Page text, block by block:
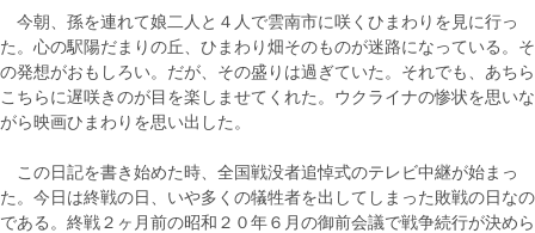
今朝、孫を連れて娘二人と４人で雲南市に咲くひまわりを見に行っ
た。心の駅陽だまりの丘、ひまわり畑そのものが迷路になっている。そ
の発想がおもしろい。だが、その盛りは過ぎていた。それでも、あちら
こちらに遅咲きのが目を楽しませてくれた。ウクライナの惨状を思いな
がら映画ひまわりを思い出した。
この日記を書き始めた時、全国戦没者追悼式のテレビ中継が始まっ
た。今日は終戦の日、いや多くの犠牲者を出してしまった敗戦の日なの
である。終戦２ヶ月前の昭和２０年６月の御前会議で戦争続行が決めら